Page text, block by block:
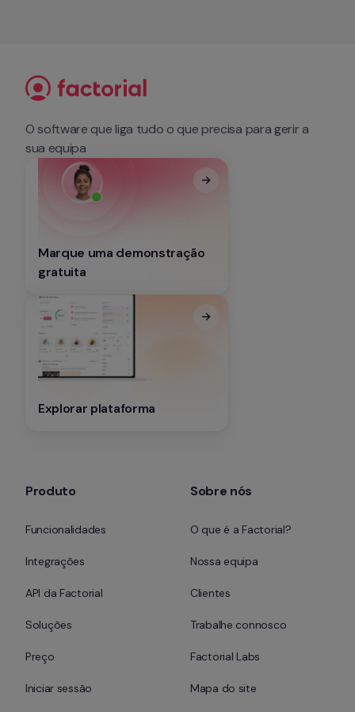
O software que liga tudo o que precisa para gerir a
sua equipa
Marque uma demonstração
gratuita
Explorar plataforma
Produto
Funcionalidades
Integrações
API da Factorial
Soluções
Preço
Iniciar sessão
Sobre nós
O que é a Factorial?
Nossa equipa
Clientes
Trabalhe connosco
Factorial Labs
Mapa do site